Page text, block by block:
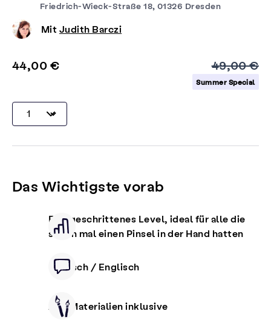
Friedrich-Wieck-Straße 18, 01326 Dresden
Mit Judith Barczi
44,00 € 49,00 €
Summer Special
Das Wichtigste vorab
Fortgeschrittenes Level, ideal für alle die
schon mal einen Pinsel in der Hand hatten
Deutsch / Englisch
Alle Materialien inklusive